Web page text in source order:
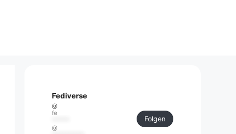
Fediverse
@
fe
@
Folgen